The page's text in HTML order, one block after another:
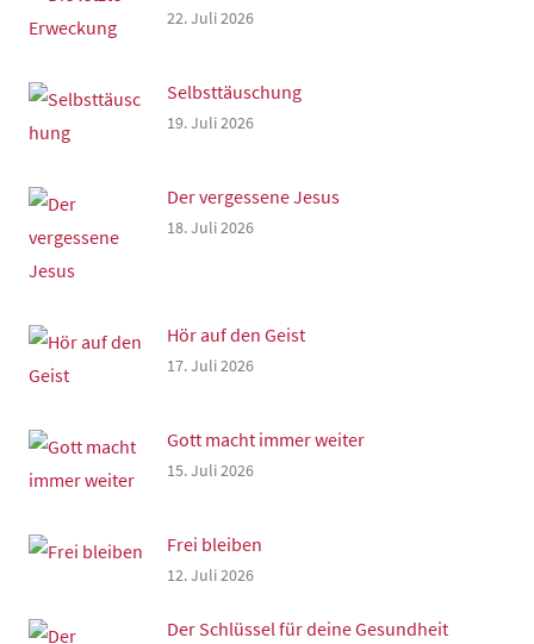
22. Juli 2026
Selbsttäuschung
19. Juli 2026
Der vergessene Jesus
18. Juli 2026
Hör auf den Geist
17. Juli 2026
Gott macht immer weiter
15. Juli 2026
Frei bleiben
12. Juli 2026
Der Schlüssel für deine Gesundheit